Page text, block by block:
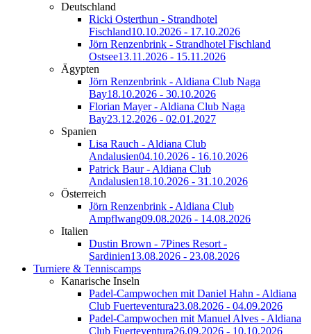
Deutschland
Ricki Osterthun - Strandhotel
Fischland10.10.2026 - 17.10.2026
Jörn Renzenbrink - Strandhotel Fischland
Ostsee13.11.2026 - 15.11.2026
Ägypten
Jörn Renzenbrink - Aldiana Club Naga
Bay18.10.2026 - 30.10.2026
Florian Mayer - Aldiana Club Naga
Bay23.12.2026 - 02.01.2027
Spanien
Lisa Rauch - Aldiana Club
Andalusien04.10.2026 - 16.10.2026
Patrick Baur - Aldiana Club
Andalusien18.10.2026 - 31.10.2026
Österreich
Jörn Renzenbrink - Aldiana Club
Ampflwang09.08.2026 - 14.08.2026
Italien
Dustin Brown - 7Pines Resort -
Sardinien13.08.2026 - 23.08.2026
Turniere & Tenniscamps
Kanarische Inseln
Padel-Campwochen mit Daniel Hahn - Aldiana
Club Fuerteventura23.08.2026 - 04.09.2026
Padel-Campwochen mit Manuel Alves - Aldiana
Club Fuerteventura26.09.2026 - 10.10.2026